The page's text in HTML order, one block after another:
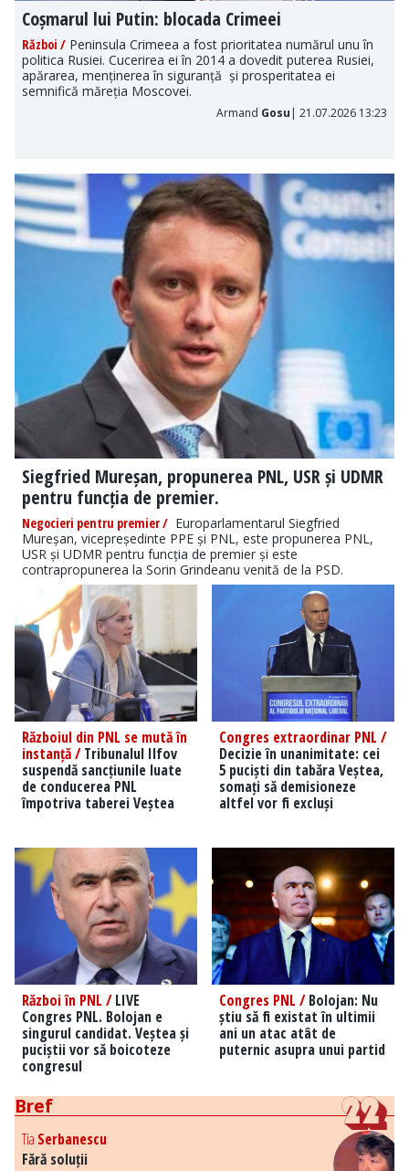
Coșmarul lui Putin: blocada Crimeei
Război / Peninsula Crimeea a fost prioritatea numărul unu în
politica Rusiei. Cucerirea ei în 2014 a dovedit puterea Rusiei,
apărarea, menținerea în siguranță și prosperitatea ei
semnifică măreția Moscovei.
Armand Gosu | 21.07.2026 13:23
Siegfried Mureșan, propunerea PNL, USR și UDMR
pentru funcția de premier.
Negocieri pentru premier / Europarlamentarul Siegfried
Mureșan, vicepreședinte PPE și PNL, este propunerea PNL,
USR și UDMR pentru funcția de premier și este
contrapropunerea la Sorin Grindeanu venită de la PSD.
Războiul din PNL se mută în
instanță /Tribunalul Ilfov
suspendă sancțiunile luate
de conducerea PNL
împotriva taberei Veștea
Congres extraordinar PNL /
Decizie în unanimitate: cei
5 puciști din tabăra Veștea,
somați să demisioneze
altfel vor fi excluși
Război în PNL /LIVE
Congres PNL. Bolojan e
singurul candidat. Veștea și
puciștii vor să boicoteze
congresul
Congres PNL /Bolojan: Nu
știu să fi existat în ultimii
ani un atac atât de
puternic asupra unui partid
Bref
Tia Serbanescu
Fără soluții